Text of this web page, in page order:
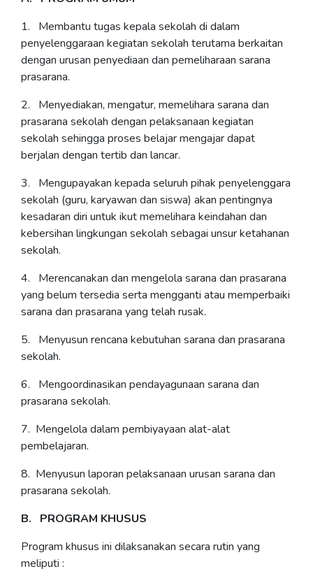
1. Membantu tugas kepala sekolah di dalam
penyelenggaraan kegiatan sekolah terutama berkaitan
dengan urusan penyediaan dan pemeliharaan sarana
prasarana.
2. Menyediakan, mengatur, memelihara sarana dan
prasarana sekolah dengan pelaksanaan kegiatan
sekolah sehingga proses belajar mengajar dapat
berjalan dengan tertib dan lancar.
3. Mengupayakan kepada seluruh pihak penyelenggara
sekolah (guru, karyawan dan siswa) akan pentingnya
kesadaran diri untuk ikut memelihara keindahan dan
kebersihan lingkungan sekolah sebagai unsur ketahanan
sekolah.
4. Merencanakan dan mengelola sarana dan prasarana
yang belum tersedia serta mengganti atau memperbaiki
sarana dan prasarana yang telah rusak.
5. Menyusun rencana kebutuhan sarana dan prasarana
sekolah.
6. Mengoordinasikan pendayagunaan sarana dan
prasarana sekolah.
7. Mengelola dalam pembiyayaan alat-alat
pembelajaran.
8. Menyusun laporan pelaksanaan urusan sarana dan
prasarana sekolah.
B. PROGRAM KHUSUS
Program khusus ini dilaksanakan secara rutin yang
meliputi :